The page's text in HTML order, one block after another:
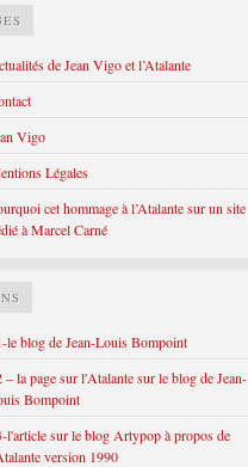
de Jean Vigo et l’Atalante
Vigo
Légales
cet hommage à l’Atalante sur un site
à Marcel Carné
le blog de Jean-Louis Bompoint
– la page sur l'Atalante sur le blog de Jean-
Bompoint
l'article sur le blog Artypop à propos de
version 1990